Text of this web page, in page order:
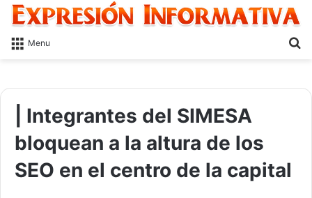
Menu
| Integrantes del SIMESA
bloquean a la altura de los
SEO en el centro de la capital